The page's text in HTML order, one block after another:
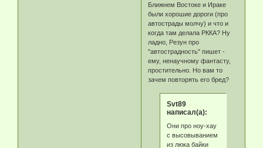
Ближнем Востоке и Ираке
были хорошие дороги (про
автострады молчу) и что и
когда там делала РККА? Ну
ладно, Резун про
"автострадность" пишет -
ему, ненаучному фантасту,
простительно. Но вам то
зачем повторять его бред?
Svt89
написал(а):
Они про ноу-хау
с высовыванием
из люка байки